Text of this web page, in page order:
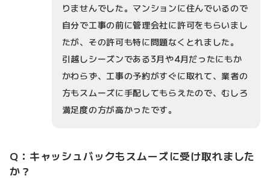
りませんでした。マンションに住んでいるので
自分で工事の前に管理会社に許可をもらいまし
たが、その許可も特に問題なくとれました。
引越しシーズンである3月や4月だったにもか
かわらず、工事の予約がすぐに取れて、業者の
方もスムーズに手配してもらえたので、むしろ
満足度の方が高かったです。
Q：キャッシュバックもスムーズに受け取れました
か？